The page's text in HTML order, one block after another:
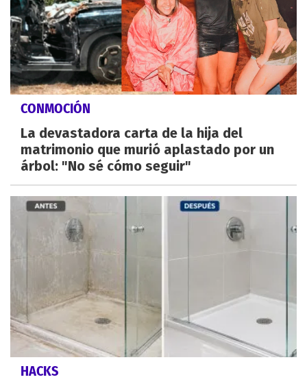
CONMOCIÓN
La devastadora carta de la hija del
matrimonio que murió aplastado por un
árbol: "No sé cómo seguir"
HACKS